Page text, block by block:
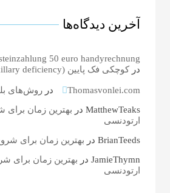
آخرین دیدگاه‌ها
50 euro handyrechnung
در کوچکی فک پایین (Maxillary deficiency)
Thomasvonlei.com در روش‌های
MatthewTeaksدر بهترین زمان برای
ارتودنسی
BrianTeedsدر بهترین زمان برای
JamieThymnدر بهترین زمان برای
ارتودنسی